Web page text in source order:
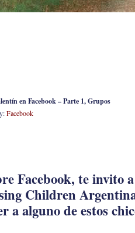
en Facebook – Parte 1, Grupos
Facebook
Facebook, te invito
Children
a alguno de estos